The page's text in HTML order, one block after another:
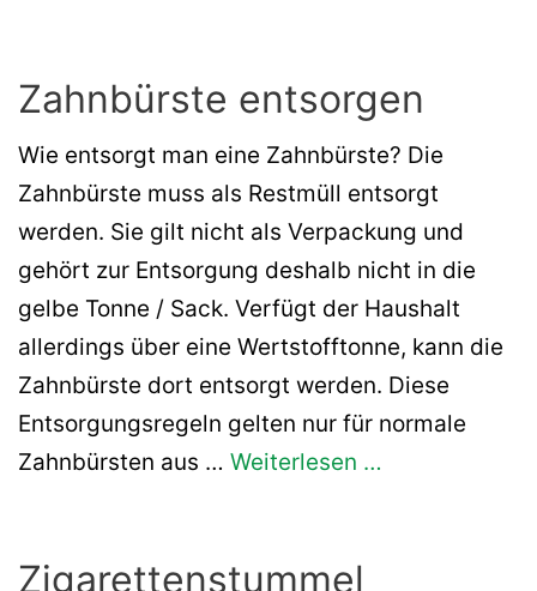
Zahnbürste entsorgen
Wie entsorgt man eine Zahnbürste? Die
Zahnbürste muss als Restmüll entsorgt
werden. Sie gilt nicht als Verpackung und
gehört zur Entsorgung deshalb nicht in die
gelbe Tonne / Sack. Verfügt der Haushalt
allerdings über eine Wertstofftonne, kann die
Zahnbürste dort entsorgt werden. Diese
Entsorgungsregeln gelten nur für normale
Zahnbürsten aus … Weiterlesen …
Zigarettenstummel